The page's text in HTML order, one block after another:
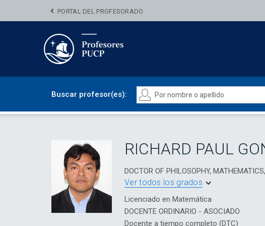
PORTAL DEL PROFESORADO
Buscar profesor(es):
RICHARD PAUL
DOCTOR OF PHILOSOPHY,
Ver todos los grados
Licenciado en Matemática
DOCENTE ORDINARIO - ASOCIADO
Docente a tiempo completo (DTC)